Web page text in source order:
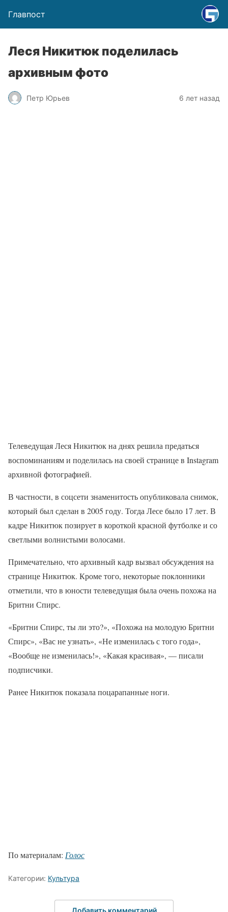
Главпост
Леся Никитюк поделилась
архивным фото
Петр Юрьев 6 лет назад
Телеведущая Леся Никитюк на днях решила предаться
воспоминаниям и поделилась на своей странице в Instagram
архивной фотографией.
В частности, в соцсети знаменитость опубликовала снимок,
который был сделан в 2005 году. Тогда Лесе было 17 лет. В
кадре Никитюк позирует в короткой красной футболке и со
светлыми волнистыми волосами.
Примечательно, что архивный кадр вызвал обсуждения на
странице Никитюк. Кроме того, некоторые поклонники
отметили, что в юности телеведущая была очень похожа на
Бритни Спирс.
«Бритни Спирс, ты ли это?», «Похожа на молодую Бритни
Спирс», «Вас не узнать», «Не изменилась с того года»,
«Вообще не изменилась!», «Какая красивая», — писали
подписчики.
Ранее Никитюк показала поцарапанные ноги.
По материалам: Голос
Категории: Культура
Добавить комментарий